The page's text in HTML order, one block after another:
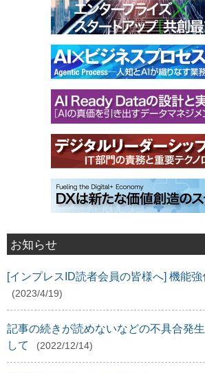
お知らせ
[インプレスID読者会員の皆様へ] 機能
(2023/4/19)
記事の続きが読めないなどの不具合発
して
(2022/12/14)